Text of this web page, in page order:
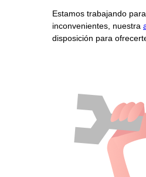
Estamos trabajando
inconvenientes, nuestra
disposición para